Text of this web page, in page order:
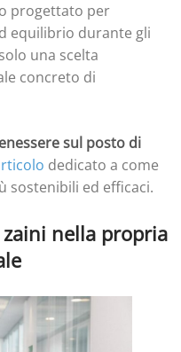
progettato per
equilibrio durante gli
una scelta
concreto di
sul posto di
dedicato a come
sostenibili ed efficaci.
nella propria